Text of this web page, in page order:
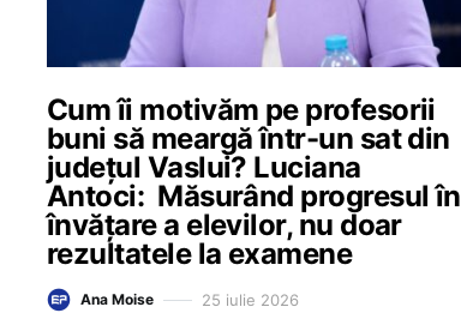
Cum îi motivăm pe profesorii
buni să meargă într-un sat din
județul Vaslui? Luciana
Antoci: Măsurând progresul în
învățare a elevilor, nu doar
rezultatele la examene
Ana Moise 25 iulie 2026